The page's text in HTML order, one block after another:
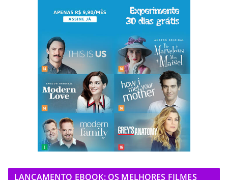
LANÇAMENTO EBOOK: OS MELHORES FILMES